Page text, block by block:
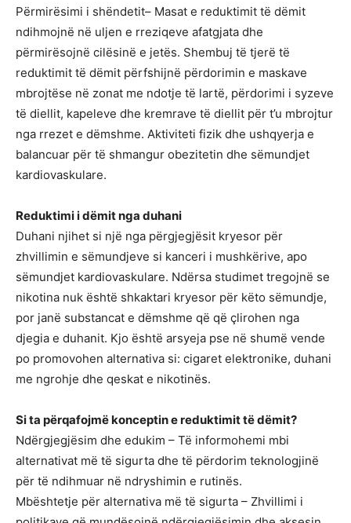
Përmirësimi i shëndetit– Masat e reduktimit të dëmit
ndihmojnë në uljen e rreziqeve afatgjata dhe
përmirësojnë cilësinë e jetës. Shembuj të tjerë të
reduktimit të dëmit përfshijnë përdorimin e maskave
mbrojtëse në zonat me ndotje të lartë, përdorimi i syzeve
të diellit, kapeleve dhe kremrave të diellit për t’u mbrojtur
nga rrezet e dëmshme. Aktiviteti fizik dhe ushqyerja e
balancuar për të shmangur obezitetin dhe sëmundjet
kardiovaskulare.
Reduktimi i dëmit nga duhani
Duhani njihet si një nga përgjegjësit kryesor për
zhvillimin e sëmundjeve si kanceri i mushkërive, apo
sëmundjet kardiovaskulare. Ndërsa studimet tregojnë se
nikotina nuk është shkaktari kryesor për këto sëmundje,
por janë substancat e dëmshme që që çlirohen nga
djegia e duhanit. Kjo është arsyeja pse në shumë vende
po promovohen alternativa si: cigaret elektronike, duhani
me ngrohje dhe qeskat e nikotinës.
Si ta përqafojmë konceptin e reduktimit të dëmit?
Ndërgjegjësim dhe edukim – Të informohemi mbi
alternativat më të sigurta dhe të përdorim teknologjinë
për të ndihmuar në ndryshimin e rutinës.
Mbështetje për alternativa më të sigurta – Zhvillimi i